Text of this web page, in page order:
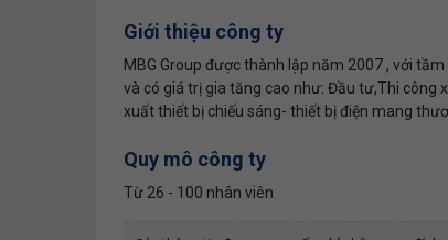
Giới thiệu công ty
MBG Group được thành lập năm 2007 , với
và có giá trị gia tăng cao như: Đầu tư,Thi công
xuất thiết bị chiếu sáng- thiết bị điện mang
Quy mô công ty
Từ 26 - 100 nhân viên